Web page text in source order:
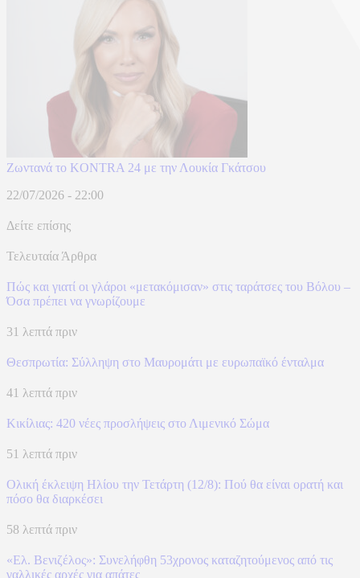
Ζωντανά το KONTRA 24 με την Λουκία Γκάτσου
22/07/2026 - 22:00
Δείτε επίσης
Τελευταία Άρθρα
Πώς και γιατί οι γλάροι «μετακόμισαν» στις ταράτσες του Βόλου –
Όσα πρέπει να γνωρίζουμε
31 λεπτά πριν
Θεσπρωτία: Σύλληψη στο Μαυρομάτι με ευρωπαϊκό ένταλμα
41 λεπτά πριν
Κικίλιας: 420 νέες προσλήψεις στο Λιμενικό Σώμα
51 λεπτά πριν
Ολική έκλειψη Ηλίου την Τετάρτη (12/8): Πού θα είναι ορατή και
πόσο θα διαρκέσει
58 λεπτά πριν
«Ελ. Βενιζέλος»: Συνελήφθη 53χρονος καταζητούμενος από τις
γαλλικές αρχές για απάτες